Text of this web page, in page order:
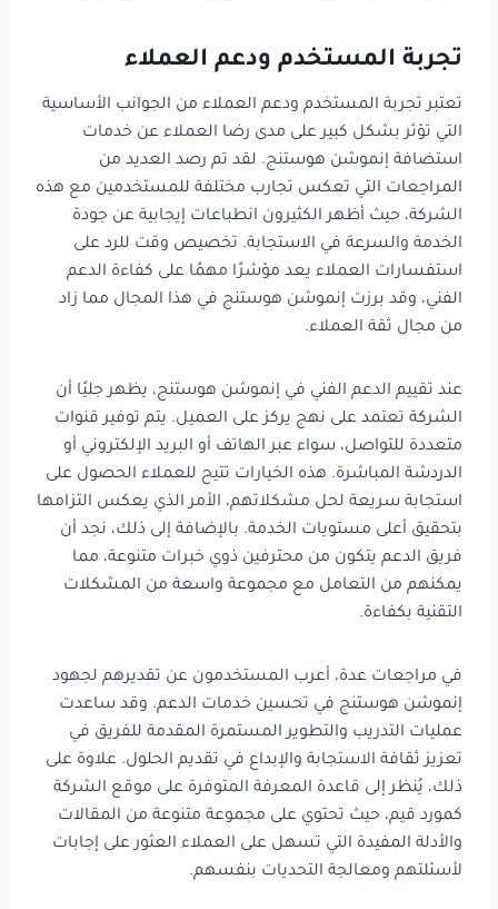
تجربة المستخدم ودعم العملاء
تعتبر تجربة المستخدم ودعم العملاء من الجوانب الأساسية
التي تؤثر بشكل كبير على مدى رضا العملاء عن خدمات
استضافة إنموشن هوستنج. لقد تم رصد العديد من
المراجعات التي تعكس تجارب مختلفة للمستخدمين مع هذه
الشركة، حيث أظهر الكثيرون انطباعات إيجابية عن جودة
الخدمة والسرعة في الاستجابة. تخصيص وقت للرد على
استفسارات العملاء يعد مؤشرًا مهمًا على كفاءة الدعم
الفني، وقد برزت إنموشن هوستنج في هذا المجال مما زاد
من مجال ثقة العملاء.
عند تقييم الدعم الفني في إنموشن هوستنج، يظهر جليًا أن
الشركة تعتمد على نهج يركز على العميل. يتم توفير قنوات
متعددة للتواصل، سواء عبر الهاتف أو البريد الإلكتروني أو
الدردشة المباشرة. هذه الخيارات تتيح للعملاء الحصول على
استجابة سريعة لحل مشكلاتهم، الأمر الذي يعكس التزامها
بتحقيق أعلى مستويات الخدمة. بالإضافة إلى ذلك، نجد أن
فريق الدعم يتكون من محترفين ذوي خبرات متنوعة، مما
يمكنهم من التعامل مع مجموعة واسعة من المشكلات
التقنية بكفاءة.
في مراجعات عدة، أعرب المستخدمون عن تقديرهم لجهود
إنموشن هوستنج في تحسين خدمات الدعم. وقد ساعدت
عمليات التدريب والتطوير المستمرة المقدمة للفريق في
تعزيز ثقافة الاستجابة والإبداع في تقديم الحلول. علاوة على
ذلك، يُنظر إلى قاعدة المعرفة المتوفرة على موقع الشركة
كمورد قيم، حيث تحتوي على مجموعة متنوعة من المقالات
والأدلة المفيدة التي تسهل على العملاء العثور على إجابات
لأسئلتهم ومعالجة التحديات بنفسهم.